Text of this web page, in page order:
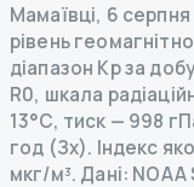
Мамаївці, 6
рівень
діапазон Kp за
R0, шкала
13°C, тиск — 998
год (Зх). Індекс
мкг/м³. Дані: